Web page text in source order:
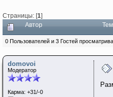
Страницы: [1]
Автор
0 Пользователей и 3 Гостей
domovoi
Модератор
Карма: +31/-0